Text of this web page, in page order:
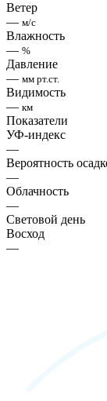
Ветер
— м/с
Влажность
— %
Давление
— мм рт.ст.
Видимость
— км
Показатели
УФ-индекс
—
Вероятность
—
Облачность
—
Световой день
Восход
—